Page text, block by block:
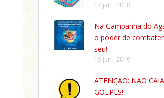
17 jan , 2018
Na Campanha do
o poder de
seu!
19 jun , 2019
ATENÇÃO: NÃO
GOLPES!